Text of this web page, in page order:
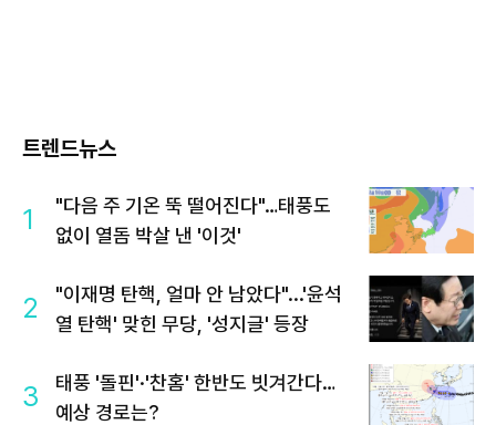
트렌드뉴스
1
"다음 주 기온 뚝 떨어진다"…태풍도
없이 열돔 박살 낸 '이것'
2
"이재명 탄핵, 얼마 안 남았다"...'윤석
열 탄핵' 맞힌 무당, '성지글' 등장
3
태풍 '돌핀'·'찬홈' 한반도 빗겨간다…
예상 경로는?